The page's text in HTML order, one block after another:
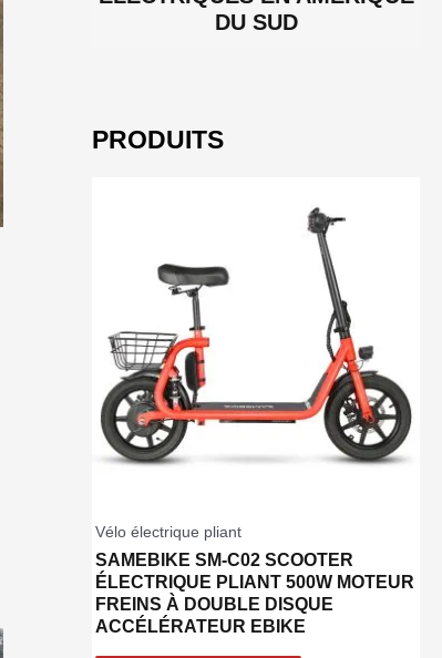
DU SUD
PRODUITS
Vélo électrique pliant
SAMEBIKE SM-C02 SCOOTER
ÉLECTRIQUE PLIANT 500W MOTEUR
FREINS À DOUBLE DISQUE
ACCÉLÉRATEUR EBIKE